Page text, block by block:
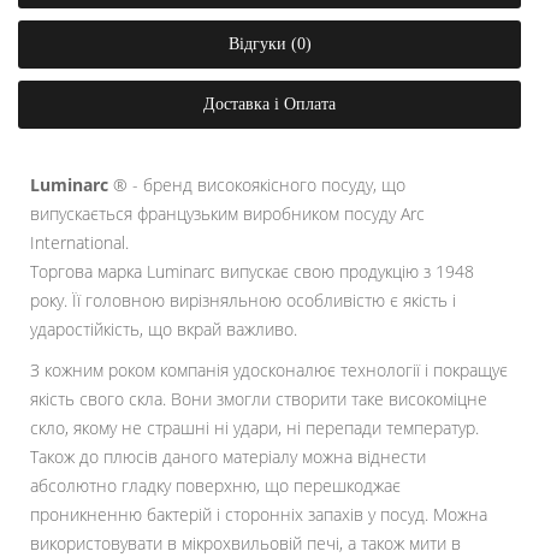
Відгуки (0)
Доставка і Оплата
Luminarc ® - бренд високоякісного посуду, що
випускається французьким виробником посуду Arc
International.
Торгова марка Luminarc випускає свою продукцію з 1948
року. Її головною вирізняльною особливістю є якість і
ударостійкість, що вкрай важливо.
З кожним роком компанія удосконалює технології і покращує
якість свого скла. Вони змогли створити таке високоміцне
скло, якому не страшні ні удари, ні перепади температур.
Також до плюсів даного матеріалу можна віднести
абсолютно гладку поверхню, що перешкоджає
проникненню бактерій і сторонніх запахів у посуд. Можна
використовувати в мікрохвильовій печі, а також мити в